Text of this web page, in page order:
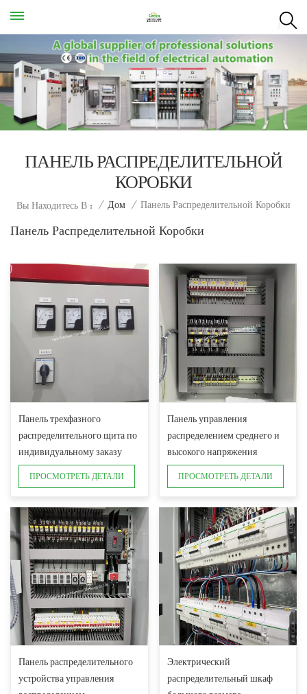
ПАНЕЛЬ РАСПРЕДЕЛИТЕЛЬНОЙ
КОРОБКИ
Вы Находитесь В : / Дом / Панель Распределительной Коробки
Панель Распределительной Коробки
Панель трехфазного
распределительного щита по
индивидуальному заказу
ПРОСМОТРЕТЬ ДЕТАЛИ
Панель управления
распределением среднего и
высокого напряжения
ПРОСМОТРЕТЬ ДЕТАЛИ
Панель распределительного
устройства управления
Электрический
распределительный шкаф